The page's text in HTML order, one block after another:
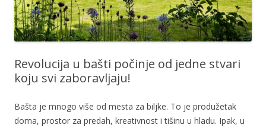
Revolucija u bašti počinje od jedne stvari
koju svi zaboravljaju!
Bašta je mnogo više od mesta za biljke. To je produžetak
doma, prostor za predah, kreativnost i tišinu u hladu. Ipak, u